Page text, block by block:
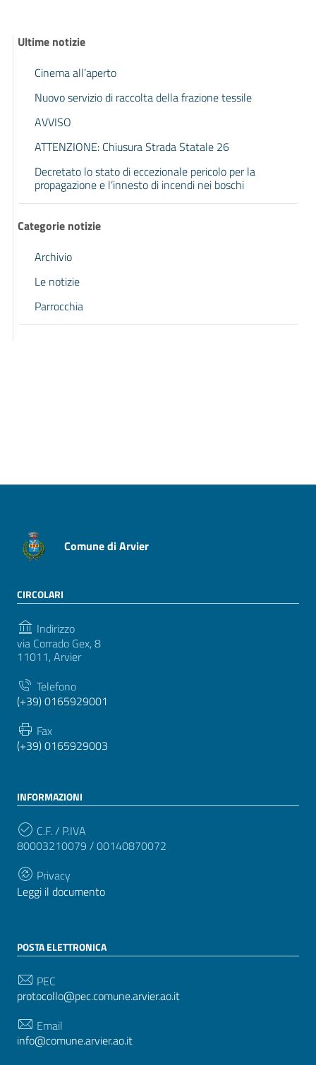
Ultime notizie
Cinema all’aperto
Nuovo servizio di raccolta della frazione tessile
AVVISO
ATTENZIONE: Chiusura Strada Statale 26
Decretato lo stato di eccezionale pericolo per la
propagazione e l’innesto di incendi nei boschi
Categorie notizie
Archivio
Le notizie
Parrocchia
Comune di Arvier
CIRCOLARI
Indirizzo
via Corrado Gex, 8
11011, Arvier
Telefono
(+39) 0165929001
Fax
(+39) 0165929003
INFORMAZIONI
C.F. / P.IVA
80003210079 / 00140870072
Privacy
Leggi il documento
POSTA ELETTRONICA
PEC
protocollo@pec.comune.arvier.ao.it
Email
info@comune.arvier.ao.it